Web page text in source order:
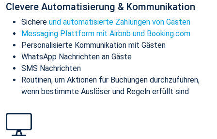
Clevere Automatisierung & Kommunikation
Sichere und automatisierte Zahlungen von Gästen
Messaging Plattform mit Airbnb und Booking.com
Personalisierte Kommunikation mit Gästen
WhatsApp Nachrichten an Gäste
SMS Nachrichten
Routinen, um Aktionen für Buchungen durchzuführen,
wenn bestimmte Auslöser und Regeln erfüllt sind